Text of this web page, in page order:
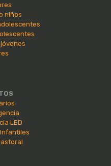
niños
LED